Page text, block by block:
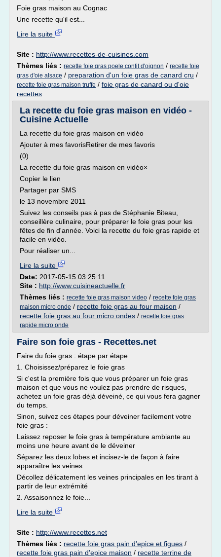
Foie gras maison au Cognac
Une recette qu'il est...
Lire la suite
Site : http://www.recettes-de-cuisines.com
Thèmes liés : recette foie gras poele confit d'oignon / recette foie
gras d'oie alsace / preparation d'un foie gras de canard cru /
recette foie gras maison truffe / foie gras de canard ou d'oie
recettes
La recette du foie gras maison en vidéo -
Cuisine Actuelle
La recette du foie gras maison en vidéo
Ajouter à mes favorisRetirer de mes favoris
(0)
La recette du foie gras maison en vidéo×
Copier le lien
Partager par SMS
le 13 novembre 2011
Suivez les conseils pas à pas de Stéphanie Biteau,
conseillère culinaire, pour préparer le foie gras pour les
fêtes de fin d'année. Voici la recette du foie gras rapide et
facile en vidéo.
Pour réaliser un...
Lire la suite
Date: 2017-05-15 03:25:11
Site : http://www.cuisineactuelle.fr
Thèmes liés : recette foie gras maison video / recette foie gras
maison micro onde / recette foie gras au four maison /
recette foie gras au four micro ondes / recette foie gras
rapide micro onde
Faire son foie gras - Recettes.net
Faire du foie gras : étape par étape
1. Choisissez/préparez le foie gras
Si c'est la première fois que vous préparer un foie gras
maison et que vous ne voulez pas prendre de risques,
achetez un foie gras déjà déveiné, ce qui vous fera gagner
du temps.
Sinon, suivez ces étapes pour déveiner facilement votre
foie gras :
Laissez reposer le foie gras à température ambiante au
moins une heure avant de le déveiner
Séparez les deux lobes et incisez-le de façon à faire
apparaître les veines
Décollez délicatement les veines principales en les tirant à
partir de leur extrémité
2. Assaisonnez le foie...
Lire la suite
Site : http://www.recettes.net
Thèmes liés : recette foie gras pain d'epice et figues /
recette foie gras pain d'epice maison / recette terrine de